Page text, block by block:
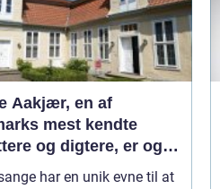
Aakjær, en af
mest kendte
og digtere, er også
for sine smukke
har en unik evne til at